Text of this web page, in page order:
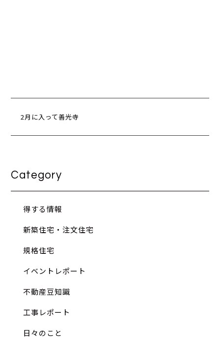
2月に入って善光寺
Category
得する情報
新築住宅・注文住宅
規格住宅
イベントレポート
不動産豆知識
工事レポート
日々のこと